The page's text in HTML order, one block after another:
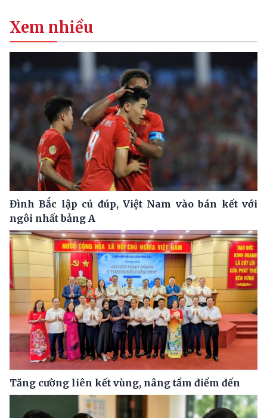
Xem nhiều
Đình Bắc lập cú đúp, Việt Nam vào bán kết với
ngôi nhất bảng A
Tăng cường liên kết vùng, nâng tầm điểm đến